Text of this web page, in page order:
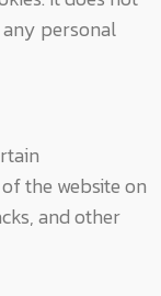
personal
the website on
and other